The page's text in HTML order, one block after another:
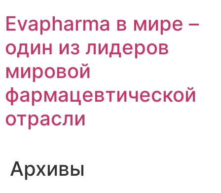
содержимому
Evapharma в мире –
один из лидеров
мировой
фармацевтической
отрасли
Архивы